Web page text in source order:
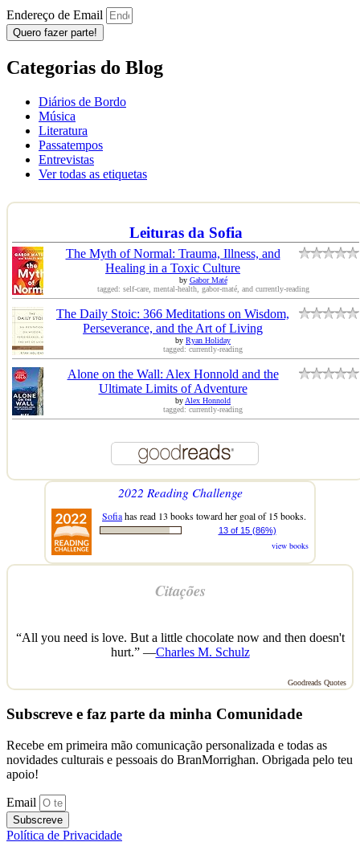
Endereço de Email
Quero fazer parte!
Categorias do Blog
Diários de Bordo
Música
Literatura
Passatempos
Entrevistas
Ver todas as etiquetas
Leituras da Sofia
The Myth of Normal: Trauma, Illness, and
Healing in a Toxic Culture
by Gabor Maté
tagged: self-care, mental-health, gabor-maté, and currently-reading
The Daily Stoic: 366 Meditations on Wisdom,
Perseverance, and the Art of Living
by Ryan Holiday
tagged: currently-reading
Alone on the Wall: Alex Honnold and the
Ultimate Limits of Adventure
by Alex Honnold
tagged: currently-reading
2022 Reading Challenge
Sofiahas read 13 books toward her goal of 15 books.
13 of 15 (86%)
view books
Citações
“All you need is love. But a little chocolate now and then doesn't
hurt.” —Charles M. Schulz
Goodreads Quotes
Subscreve e faz parte da minha Comunidade
Recebe em primeira mão comunicação personalizada e todas as
novidades culturais e pessoais do BranMorrighan. Obrigada pelo teu
apoio!
Email
Subscreve
Política de Privacidade